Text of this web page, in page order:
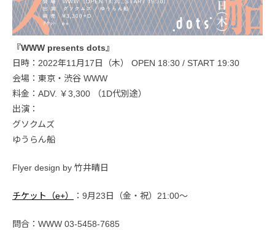
『WWW presents dots』
日時：2022年11月17日（木） OPEN 18:30 / START 19:30
会場：東京・渋谷 WWW
料金：ADV. ￥3,300 （1D代別途）
出演：
グソクムズ
ゆうらん船
Flyer design by 竹井晴日
チケット（e+） ：9月23日（金・祝）21:00〜
問合：WWW 03-5458-7685